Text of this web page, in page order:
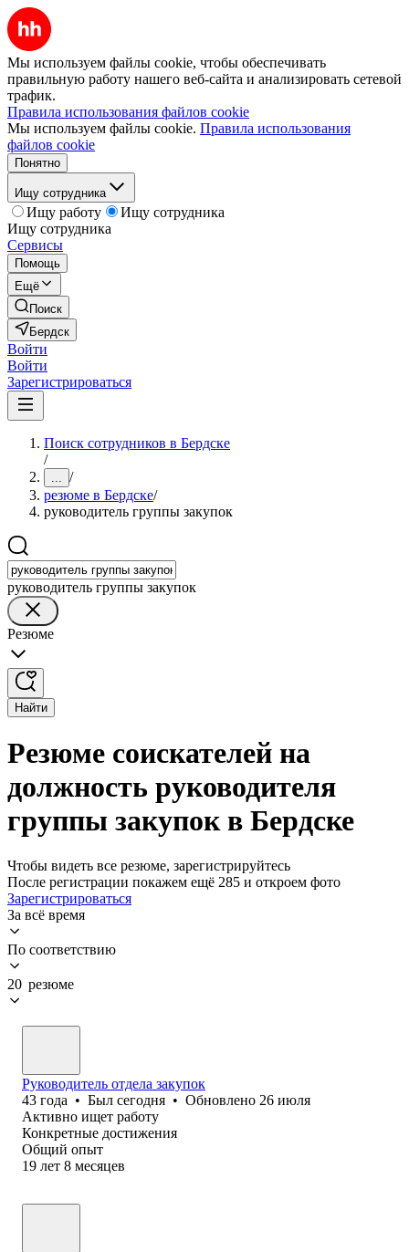
Мы используем файлы cookie, чтобы обеспечивать
правильную работу нашего веб-сайта и анализировать сетевой
трафик.
Правила использования файлов cookie
Мы используем файлы cookie. Правила использования
файлов cookie
Понятно
Ищу сотрудника
Ищу работу
Ищу сотрудника
Ищу сотрудника
Сервисы
Помощь
Ещё
Поиск
Бердск
Войти
Войти
Зарегистрироваться
Поиск сотрудников в Бердске
/
... /
резюме в Бердске/
руководитель группы закупок
руководитель группы закупок
Резюме
Найти
Резюме соискателей на
должность руководителя
группы закупок в Бердске
Чтобы видеть все резюме, зарегистрируйтесь
После регистрации покажем ещё 285 и откроем фото
Зарегистрироваться
За всё время
По соответствию
20 резюме
Руководитель отдела закупок
43 года • Был сегодня • Обновлено 26 июля
Активно ищет работу
Конкретные достижения
Общий опыт
19 лет 8 месяцев